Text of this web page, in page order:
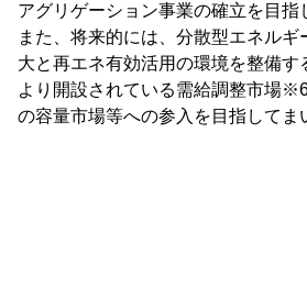
アグリゲーション事業の確立を目指
また、将来的には、分散型エネル
大と再エネ有効活用の環境を整備す
より開設されている需給調整市場
の容量市場等への参入を目指してま